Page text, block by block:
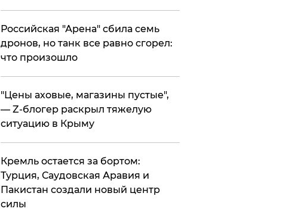
​Российская "Арена" сбила семь
дронов, но танк все равно сгорел:
что произошло
​"Цены аховые, магазины пустые",
— Z-блогер раскрыл тяжелую
ситуацию в Крыму
​Кремль остается за бортом:
Турция, Саудовская Аравия и
Пакистан создали новый центр
силы